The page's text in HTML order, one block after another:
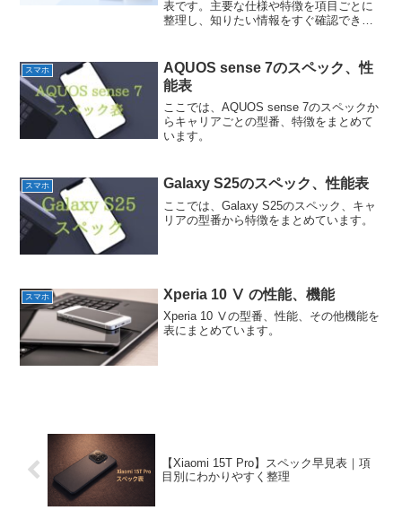
表です。主要な仕様や特徴を項目ごとに
整理し、知りたい情報をすぐ確認できる
スマホ
AQUOS sense 7のスペック、性
能表
ここでは、AQUOS sense 7のスペックか
らキャリアごとの型番、特徴をまとめて
います。
スマホ Galaxy S25のスペック、性能表
ここでは、Galaxy S25のスペック、キャ
リアの型番から特徴をまとめています。
スマホ Xperia 10 Ⅴ の性能、機能
Xperia 10 Ⅴの型番、性能、その他機能を
表にまとめています。
【Xiaomi 15T Pro】スペック早見表｜項
目別にわかりやすく整理